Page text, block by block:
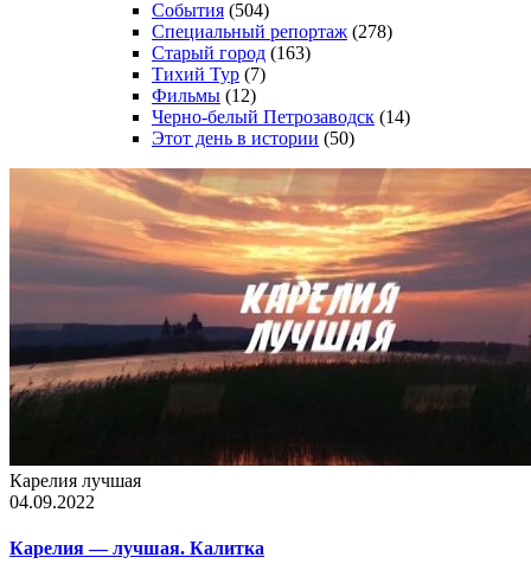
События (504)
Специальный репортаж (278)
Старый город (163)
Тихий Тур (7)
Фильмы (12)
Черно-белый Петрозаводск (14)
Этот день в истории (50)
Карелия лучшая
04.09.2022
Карелия — лучшая. Калитка